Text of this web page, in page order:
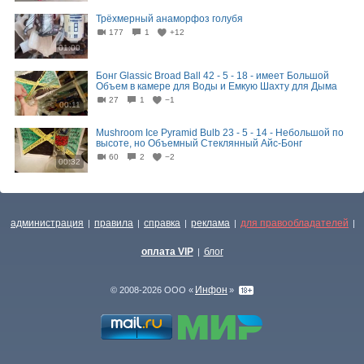
01:00
Трёхмерный анаморфоз голубя
177 1 +12
00:11
Бонг Glassic Broad Ball 42 - 5 - 18 - имеет Большой
Объем в камере для Воды и Емкую Шахту для Дыма
27 1 −1
00:32
Mushroom Ice Pyramid Bulb 23 - 5 - 14 - Небольшой по
высоте, но Объемный Стеклянный Айс-Бонг
60 2 −2
администрация | правила | справка | реклама | для правообладателей |
оплата VIP | блог
© 2008-2026 ООО « Инфон »